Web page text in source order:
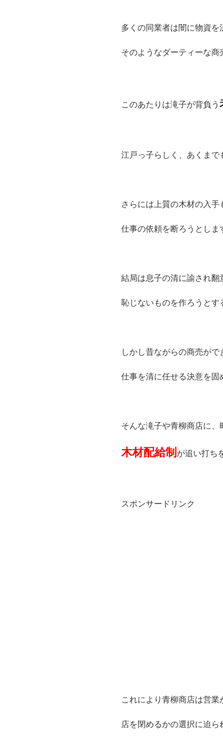
多くの同業者は闇に物資を
そのようなダーティーな商
このあたりは滝子が背負う
江戸っ子らしく、あくまで
さらには上質の木材の入
仕事の依頼を断ろうとしま
結局は息子の清に諭され翻
恥じないものを作ろうとす
しかし昔ながらの商売がで
仕事を清に任せる決意を固
そんな滝子や青柳商店に
木材配給制 が追い打ち
スポンサードリンク
これにより青柳商店は営
店を閉めるかの選択に迫